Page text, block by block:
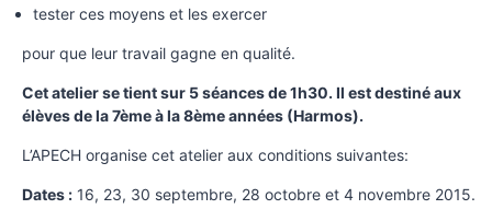
tester ces moyens et les exercer
pour que leur travail gagne en qualité.
Cet atelier se tient sur 5 séances de 1h30. Il est destiné aux
élèves de la 7ème à la 8ème années (Harmos).
L’APECH organise cet atelier aux conditions suivantes:
Dates : 16, 23, 30 septembre, 28 octobre et 4 novembre 2015.